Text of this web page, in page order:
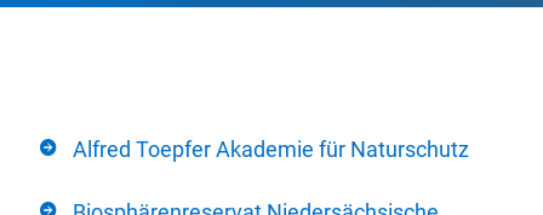
Alfred Toepfer Akademie für Naturschutz